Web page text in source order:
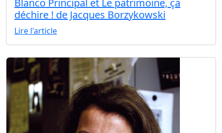
déchire ! de Jacques Borzykowski
Lire l'article